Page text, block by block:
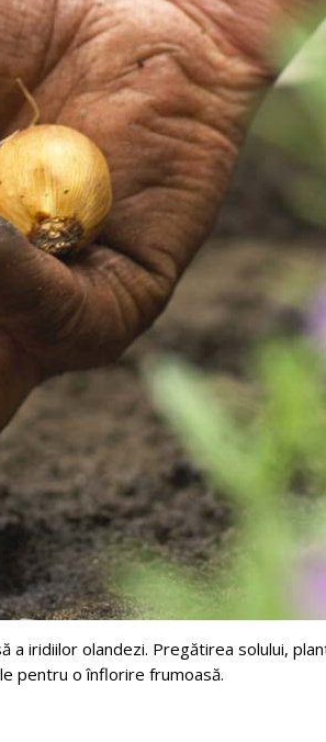
iridiilor olandezi. Pregătirea solului,
pentru o înflorire frumoasă.